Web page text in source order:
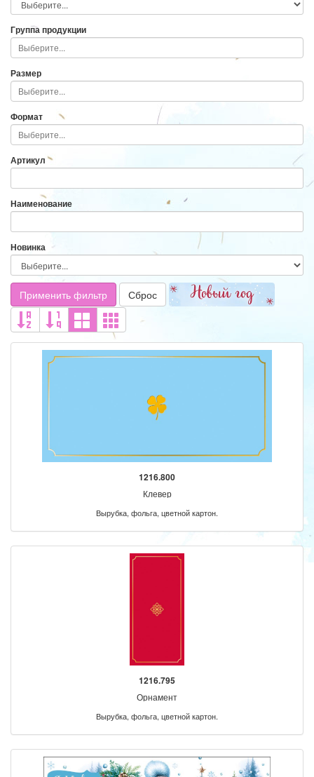
Группа продукции
Размер
Формат
Артикул
Наименование
Новинка
Применить фильтр Сброс
1216.800
Клевер
Вырубка, фольга, цветной картон.
1216.795
Орнамент
Вырубка, фольга, цветной картон.